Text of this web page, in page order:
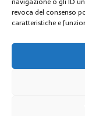
revoca del consenso
caratteristiche e
Questa opera è